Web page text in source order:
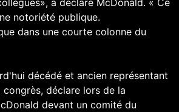
notoriété publique.
dans une courte colonne du
décédé et ancien représentant
déclare lors de la
devant un comité du